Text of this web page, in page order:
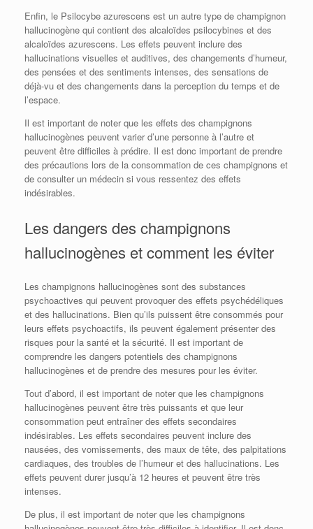
Enfin, le Psilocybe azurescens est un autre type de champignon
hallucinogène qui contient des alcaloïdes psilocybines et des
alcaloïdes azurescens. Les effets peuvent inclure des
hallucinations visuelles et auditives, des changements d’humeur,
des pensées et des sentiments intenses, des sensations de
déjà-vu et des changements dans la perception du temps et de
l’espace.
Il est important de noter que les effets des champignons
hallucinogènes peuvent varier d’une personne à l’autre et
peuvent être difficiles à prédire. Il est donc important de prendre
des précautions lors de la consommation de ces champignons et
de consulter un médecin si vous ressentez des effets
indésirables.
Les dangers des champignons
hallucinogènes et comment les éviter
Les champignons hallucinogènes sont des substances
psychoactives qui peuvent provoquer des effets psychédéliques
et des hallucinations. Bien qu’ils puissent être consommés pour
leurs effets psychoactifs, ils peuvent également présenter des
risques pour la santé et la sécurité. Il est important de
comprendre les dangers potentiels des champignons
hallucinogènes et de prendre des mesures pour les éviter.
Tout d’abord, il est important de noter que les champignons
hallucinogènes peuvent être très puissants et que leur
consommation peut entraîner des effets secondaires
indésirables. Les effets secondaires peuvent inclure des
nausées, des vomissements, des maux de tête, des palpitations
cardiaques, des troubles de l’humeur et des hallucinations. Les
effets peuvent durer jusqu’à 12 heures et peuvent être très
intenses.
De plus, il est important de noter que les champignons